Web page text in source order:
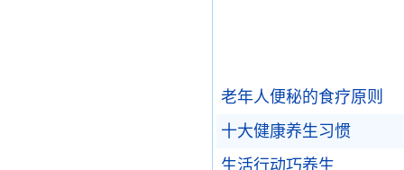
老年人便秘的食疗原则
十大健康养生习惯
生活行动巧养生